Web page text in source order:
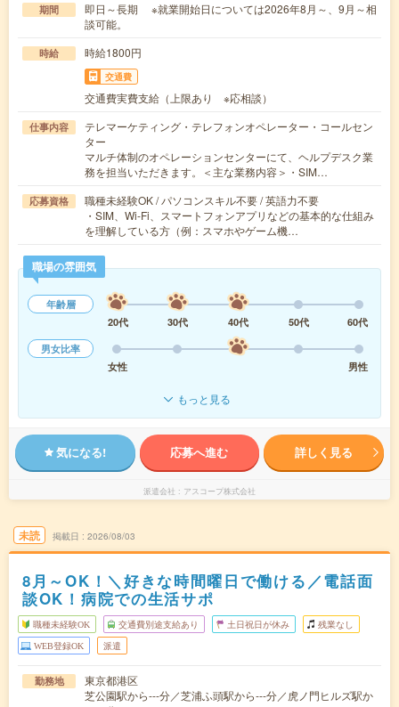
期間
即日～長期 ※就業開始日については2026年8月～、9月～相
談可能。
時給 時給1800円
交通費
交通費実費支給（上限あり ※応相談）
仕事内容
テレマーケティング・テレフォンオペレーター・コールセン
ター
マルチ体制のオペレーションセンターにて、ヘルプデスク業
務を担当いただきます。＜主な業務内容＞・SIM…
応募資格
職種未経験OK / パソコンスキル不要 / 英語力不要
・SIM、Wi-Fi、スマートフォンアプリなどの基本的な仕組み
を理解している方（例：スマホやゲーム機…
職場の雰囲気
年齢層
20代
30代 40代 50代
60代
男女比率
女性
男性
もっと見る
気になる! 応募へ進む 詳しく見る
派遣会社 アスコープ株式会社
未読 掲載日 2026/08/03
8月～OK！＼好きな時間曜日で働ける／電話面
談OK！病院での生活サポ
職種未経験OK 交通費別途支給あり 土日祝日が休み 残業なし
WEB登録OK 派遣
勤務地
東京都港区
芝公園駅から---分／芝浦ふ頭駅から---分／虎ノ門ヒルズ駅か